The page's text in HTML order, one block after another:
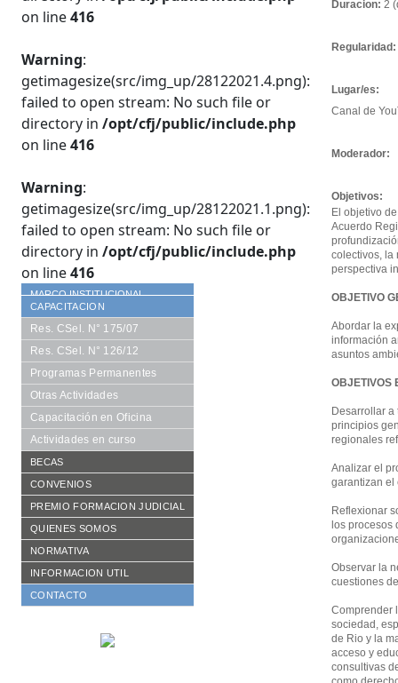
on line416
Warning:
getimagesize(src/img_up/28122021.4.png):
failed to open stream: No such file or
directory in /opt/cfj/public/include.php
on line416
Warning:
getimagesize(src/img_up/28122021.1.png):
failed to open stream: No such file or
directory in /opt/cfj/public/include.php
on line416
MARCO INSTITUCIONAL
CAPACITACION
Res. CSel. N° 175/07
Res. CSel. N° 126/12
Programas Permanentes
Otras Actividades
Capacitación en Oficina
Actividades en curso
BECAS
Requisitos
Formularios
Becarios año en curso
Histórico de becarios
CONVENIOS
De Cooperación
Aranceles Preferenciales
PREMIO FORMACION JUDICIAL
Reglamento vigente
Publicaciones
Otras Publicaciones
QUIENES SOMOS
Consejo Académico
Autoridades CFJ
Equipo de trabajo
NORMATIVA
Resoluciones CACFJ
Disposiciones SECFJ
INFORMACION UTIL
CONTACTO
Duracion: 2
Regularidad:
Lugar/es:
Canal de
Moderador:
Objetivos:
El objetivo
Acuerdo
colectivos, la
perspectiva
OBJETIVO
Abordar la
información
asuntos
OBJETIVOS
Desarrollar
principios
regionales
Analizar el
garantizan el
Reflexionar
los procesos
Observar la
cuestiones
Comprender
sociedad,
de Rio y la
acceso y
consultivas